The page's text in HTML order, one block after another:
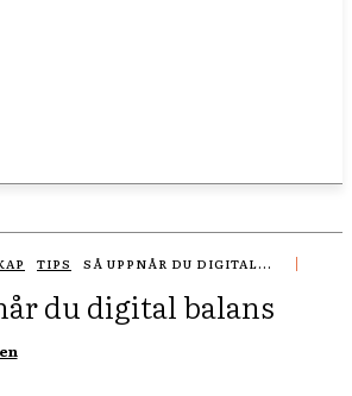
TIPS SÅ UPPNÅR DU DIGITAL...
du digital balans